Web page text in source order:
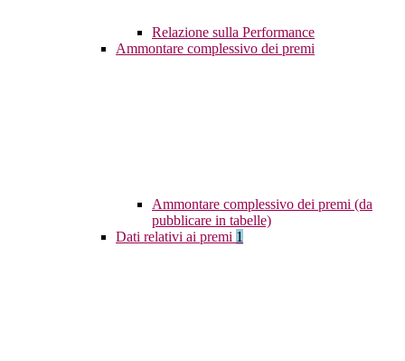
Relazione sulla Performance
Ammontare complessivo dei premi
Ammontare complessivo dei premi (da
pubblicare in tabelle)
Dati relativi ai premi 1